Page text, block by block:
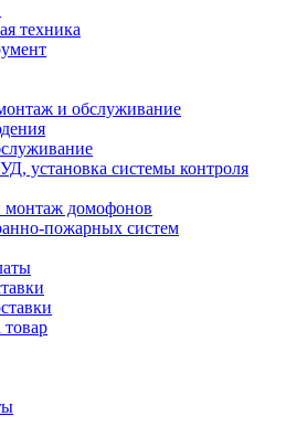
техника
и обслуживание
установка системы контроля
монтаж домофонов
пожарных систем
товар